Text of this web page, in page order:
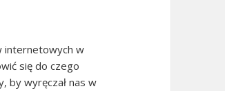
internetowych w
się do czego
by wyręczał nas w